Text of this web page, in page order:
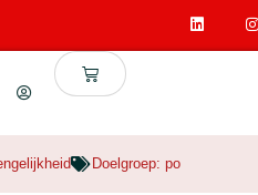
Doelgroep: po